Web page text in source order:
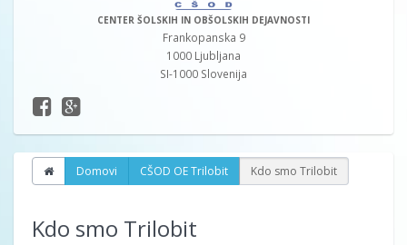
CENTER ŠOLSKIH IN OBŠOLSKIH DEJAVNOSTI
Frankopanska 9
1000 Ljubljana
SI-1000 Slovenija
Domovi CŠOD OE Trilobit Kdo smo Trilobit
Kdo smo Trilobit